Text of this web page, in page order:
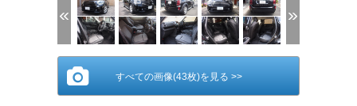
すべての画像(43枚)を見る >>